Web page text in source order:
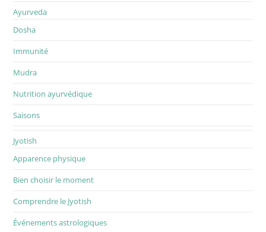
Ayurveda
Dosha
Immunité
Mudra
Nutrition ayurvédique
Saisons
Jyotish
Apparence physique
Bien choisir le moment
Comprendre le Jyotish
Événements astrologiques